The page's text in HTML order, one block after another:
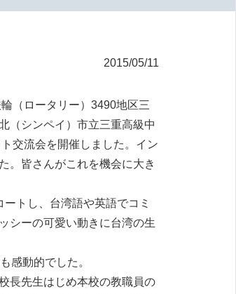
2015/05/11
（ロータリー）3490地区三
（シンペイ）市立三重高級中
交流会を開催しました。イン
。皆さんがこれを機会に大き
トし、台湾語や英語でコミ
シーの可愛い動きに台湾の生
感動的でした。
長先生はじめ本校の教職員の